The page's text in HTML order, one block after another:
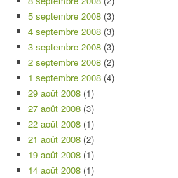
5 septembre 2008 (3)
4 septembre 2008 (3)
3 septembre 2008 (3)
2 septembre 2008 (2)
1 septembre 2008 (4)
29 août 2008 (1)
27 août 2008 (3)
22 août 2008 (1)
21 août 2008 (2)
19 août 2008 (1)
14 août 2008 (1)